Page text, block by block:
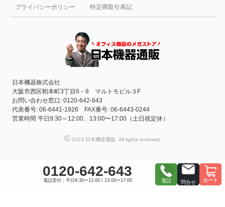
0120-642-643
電話受付：平日9:30〜12:00 / 13:00〜17:00 電話 問合せ カート
プライバシーポリシー 特定商取引表記
日本機器株式会社
大阪市西区靭本町3丁目6－8 マルトモビル３F
お問い合わせ窓口: 0120-642-643
代表番号: 06-6441-1926 FAX番号: 06-6443-0244
営業時間 平日9:30～12:00、13:00〜17:00（土日祝定休）
©2023 日本機器通販. All rights reserved.